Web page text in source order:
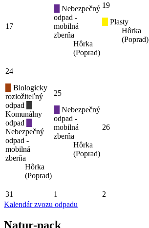
17
Nebezpečný
odpad -
mobilná
zberňa
Hôrka
(Poprad)
19
Plasty
Hôrka
(Poprad)
24
Biologicky
rozložiteľný
odpad
Komunálny
odpad
Nebezpečný
odpad -
mobilná
zberňa
Hôrka
(Poprad)
25
Nebezpečný
odpad -
mobilná
zberňa
Hôrka
(Poprad)
26
31 1 2
Kalendár zvozu odpadu
Natur-pack